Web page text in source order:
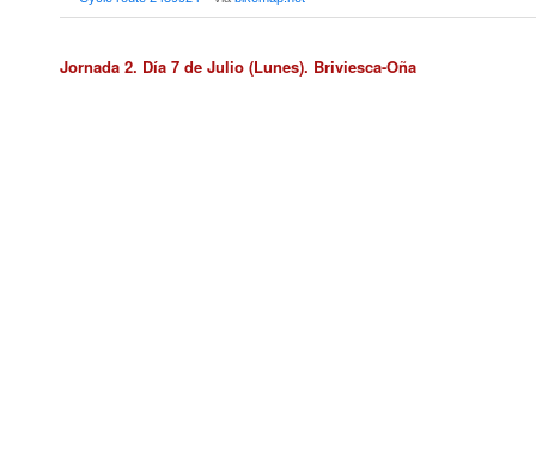
Jornada 2. Día 7 de Julio (Lunes). Briviesca-Oña